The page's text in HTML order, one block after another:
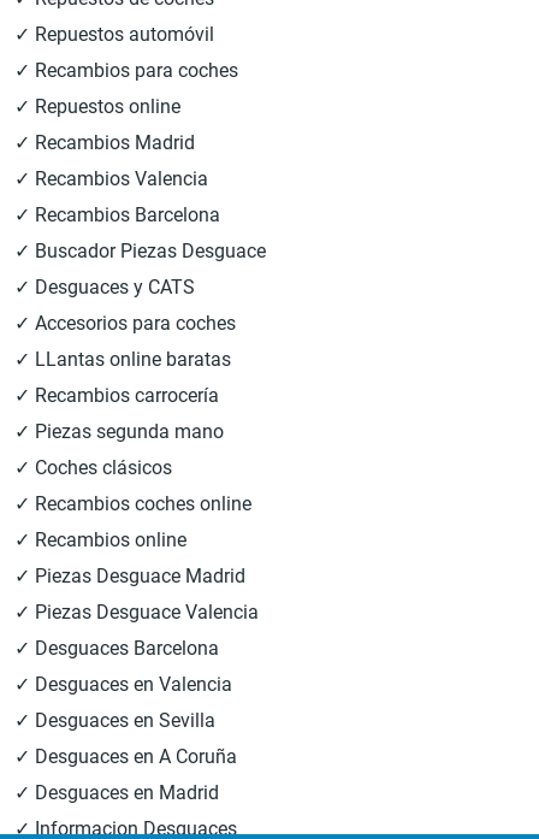
✓ Repuestos automóvil
✓ Recambios para coches
✓ Repuestos online
✓ Recambios Madrid
✓ Recambios Valencia
✓ Recambios Barcelona
✓ Buscador Piezas Desguace
✓ Desguaces y CATS
✓ Accesorios para coches
✓ LLantas online baratas
✓ Recambios carrocería
✓ Piezas segunda mano
✓ Coches clásicos
✓ Recambios coches online
✓ Recambios online
✓ Piezas Desguace Madrid
✓ Piezas Desguace Valencia
✓ Desguaces Barcelona
✓ Desguaces en Valencia
✓ Desguaces en Sevilla
✓ Desguaces en A Coruña
✓ Desguaces en Madrid
✓ Informacion Desguaces